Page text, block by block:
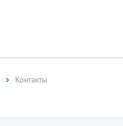
Контакты